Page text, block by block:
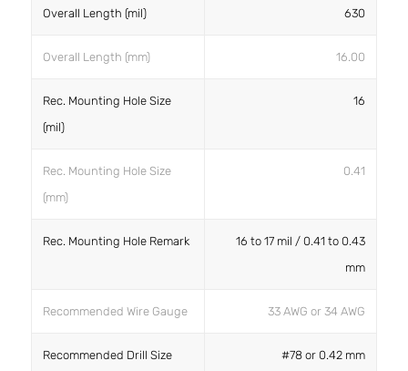
Overall Length (mil) 630
Overall Length (mm) 16.00
Rec. Mounting Hole Size
(mil)
16
Rec. Mounting Hole Size
(mm)
0.41
Rec. Mounting Hole Remark
16 to 17 mil / 0.41 to 0.43
mm
Recommended Wire Gauge 33 AWG or 34 AWG
Recommended Drill Size #78 or 0.42 mm